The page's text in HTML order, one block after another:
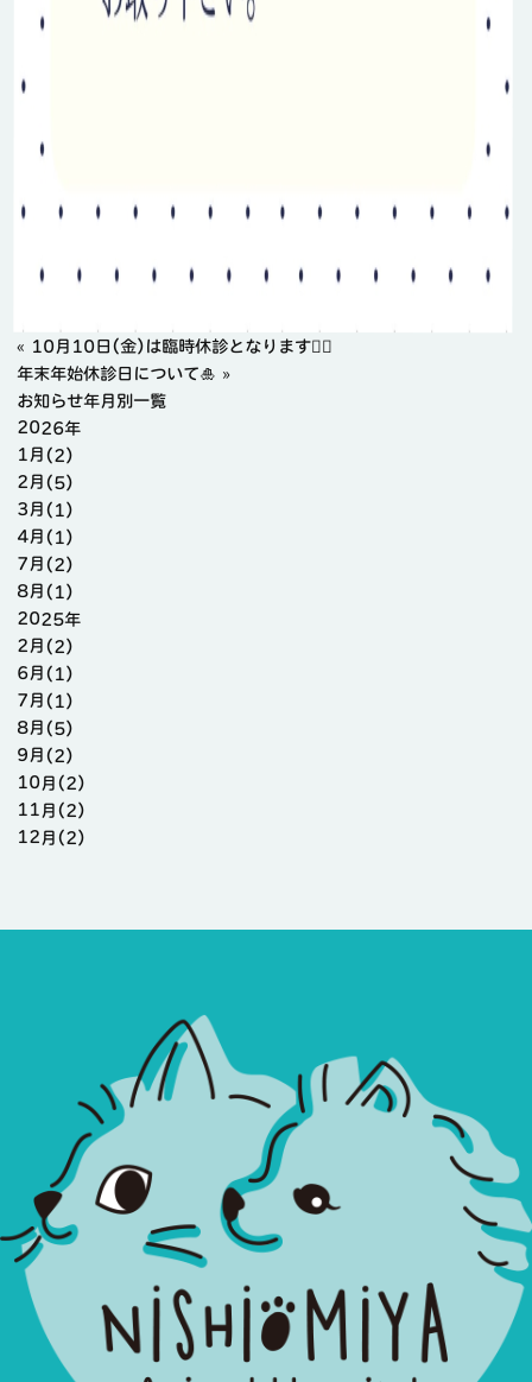
« 10月10日(金)は臨時休診となります🙇‍♀️
年末年始休診日について🎍 »
お知らせ年月別一覧
2026年
1月(2)
2月(5)
3月(1)
4月(1)
7月(2)
8月(1)
2025年
2月(2)
6月(1)
7月(1)
8月(5)
9月(2)
10月(2)
11月(2)
12月(2)